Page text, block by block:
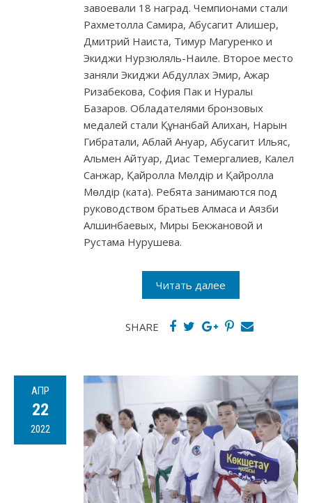
завоевали 18 наград. Чемпионами стали
Рахметолла Самира, Абусагит Алишер,
Дмитрий Наиста, Тимур Магуренко и
Экиджи Нурзюляль-Наиле. Второе место
заняли Экиджи Абдуллах Эмир, Ажар
Ризабекова, София Пак и Нуралы
Базаров. Обладателями бронзовых
медалей стали Құнанбай Алихан, Нарын
Гибратали, Аблай Ануар, Абусагит Ильяс,
Альмен Айтуар, Диас Темергалиев, Калел
Санжар, Қайролла Мөлдір и Қайролла
Мөлдір (ката). Ребята занимаются под
руководством братьев Алмаса и Аязби
Алшинбаевых, Миры Бекжановой и
Рустама Нурушева.
Читать далее
SHARE
АПР
22
2022